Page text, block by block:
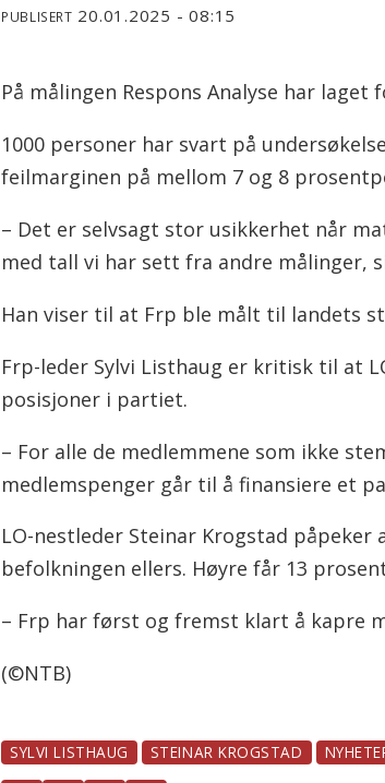
PUBLISERT 20.01.2025 - 08:15
På målingen Respons Analyse har laget
1000 personer har svart på
feilmarginen på mellom 7 og 8
– Det er selvsagt stor usikkerhet når
med tall vi har sett fra andre målinger,
Han viser til at Frp ble målt til landets
Frp-leder Sylvi Listhaug er kritisk til at
posisjoner i partiet.
– For alle de medlemmene som ikke
medlemspenger går til å finansiere et
LO-nestleder Steinar Krogstad
befolkningen ellers. Høyre får 13
– Frp har først og fremst klart å kapre
(©NTB)
SYLVI LISTHAUG STEINAR KROGSTAD